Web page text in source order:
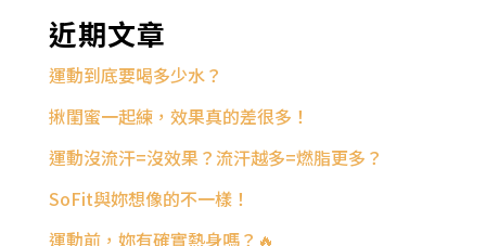
近期文章
運動到底要喝多少水？
揪閨蜜一起練，效果真的差很多！
運動沒流汗=沒效果？流汗越多=燃脂更多？
SoFit與妳想像的不一樣！
運動前，妳有確實熱身嗎？🔥